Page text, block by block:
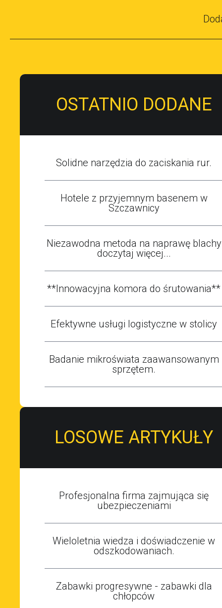
OSTATNIO DODANE
Solidne narzędzia do zaciskania rur.
Hotele z przyjemnym basenem w
Szczawnicy
Niezawodna metoda na naprawę blachy
doczytaj więcej...
**Innowacyjna komora do śrutowania**
Efektywne usługi logistyczne w stolicy
Badanie mikroświata zaawansowanym
sprzętem.
LOSOWE ARTYKUŁY
Profesjonalna firma zajmująca się
ubezpieczeniami
Wieloletnia wiedza i doświadczenie w
odszkodowaniach.
Zabawki progresywne - zabawki dla
chłopców